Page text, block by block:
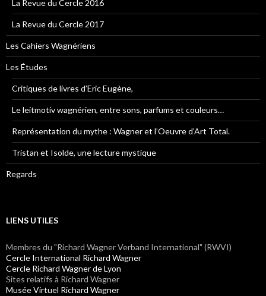
La Revue du Cercle 2016
La Revue du Cercle 2017
Les Cahiers Wagnériens
Les Études
Critiques de livres d’Eric Eugène,
Le leitmotiv wagnérien, entre sons, parfums et couleurs…
Représentation du mythe : Wagner et l’Oeuvre d’Art Total.
Tristan et Isolde, une lecture mystique
Regards
LIENS UTILES
Membres du "Richard Wagner Verband International" (RWVI)
Cercle International Richard Wagner
Cercle Richard Wagner de Lyon
Sites relatifs à Richard Wagner
Musée Virtuel Richard Wagner